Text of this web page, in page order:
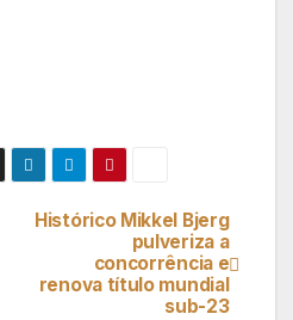
Histórico Mikkel Bjerg
pulveriza a
concorrência e
renova título mundial
sub-23